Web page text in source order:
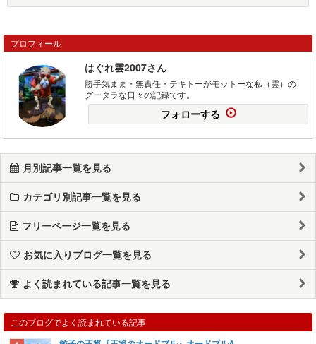
プロフィール
はぐれ雲2007さん
勝手気まま・無責任・テキトーがモットーな私（雲）の
グータラな日々の記録です。
フォローする
月別記事一覧を見る
カテゴリ別記事一覧を見る
フリーページ一覧を見る
お気に入りブログ一覧を見る
よく読まれている記事一覧を見る
このブログでよく読まれている記事